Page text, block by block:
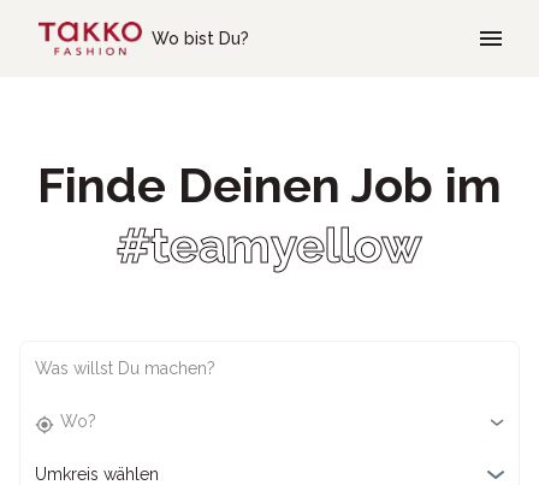
Wo bist Du?
Finde Deinen Job im
#teamyellow
Was willst Du machen?
Wo?
Umkreis wählen